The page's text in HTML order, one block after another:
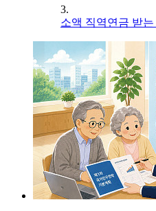
3.
소액 직역연금 받